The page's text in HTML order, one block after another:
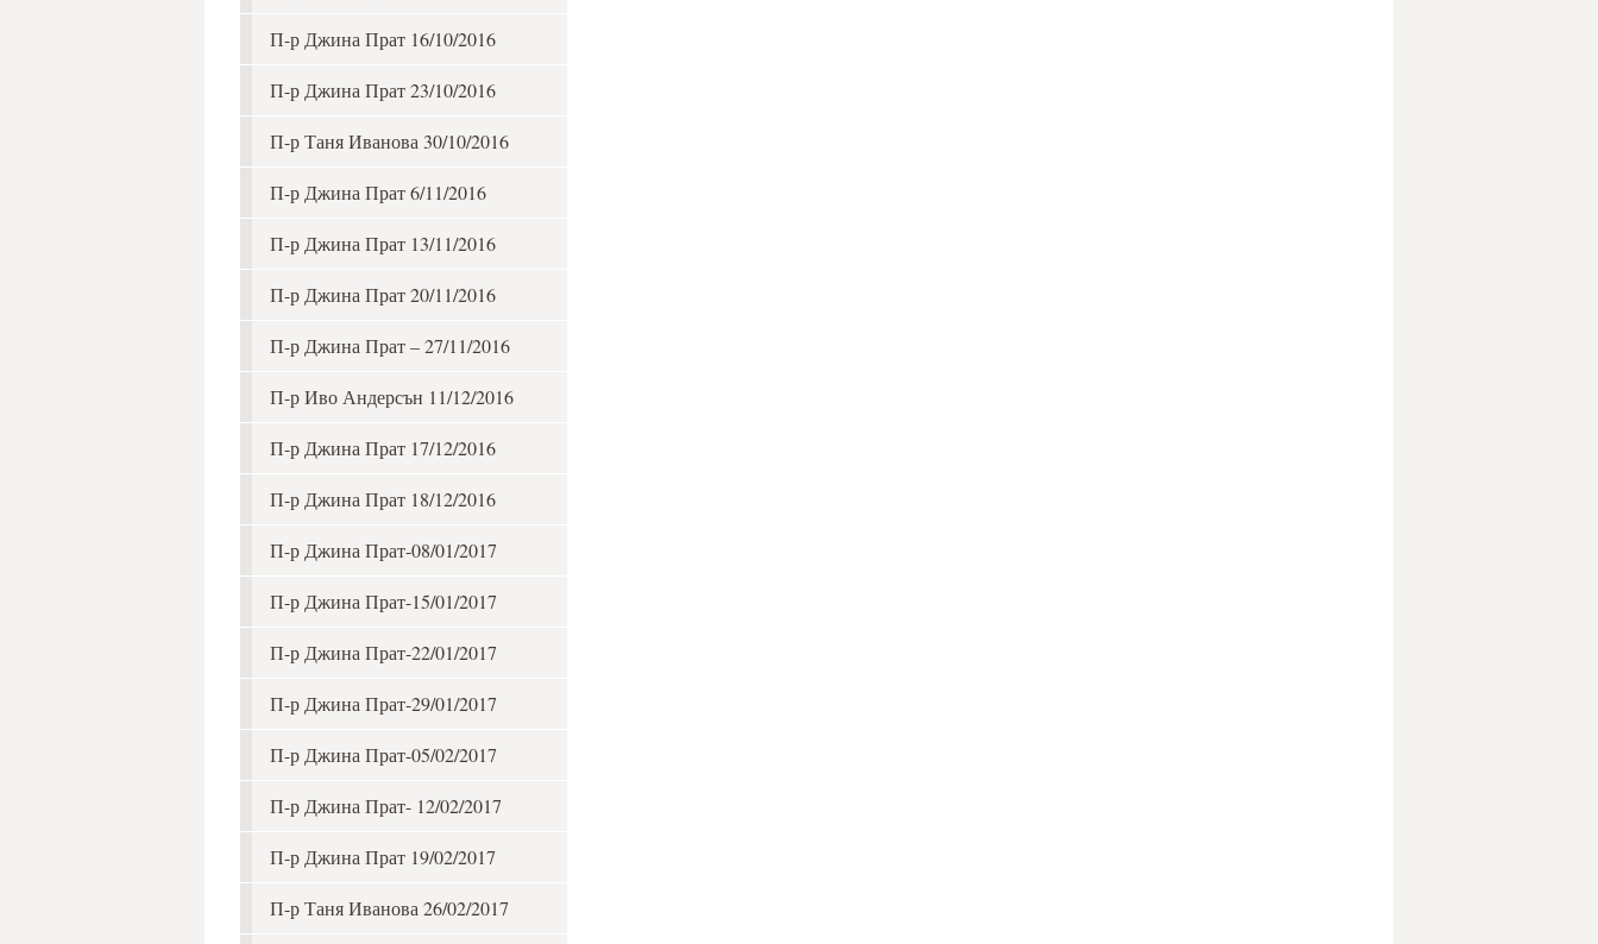
П-р Джина Прат 16/10/2016
П-р Джина Прат 23/10/2016
П-р Таня Иванова 30/10/2016
П-р Джина Прат 6/11/2016
П-р Джина Прат 13/11/2016
П-р Джина Прат 20/11/2016
П-р Джина Прат – 27/11/2016
П-р Иво Андерсън 11/12/2016
П-р Джина Прат 17/12/2016
П-р Джина Прат 18/12/2016
П-р Джина Прат-08/01/2017
П-р Джина Прат-15/01/2017
П-р Джина Прат-22/01/2017
П-р Джина Прат-29/01/2017
П-р Джина Прат-05/02/2017
П-р Джина Прат- 12/02/2017
П-р Джина Прат 19/02/2017
П-р Таня Иванова 26/02/2017